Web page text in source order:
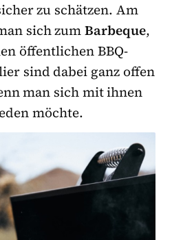
zu schätzen. Am
sich zumBarbeque,
öffentlichen BBQ-
sind dabei ganz offen
man sich mit ihnen
möchte.